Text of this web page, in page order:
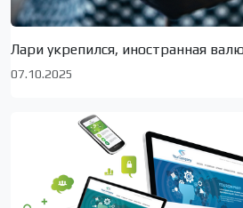
Лари укрепился, иностранная
07.10.2025